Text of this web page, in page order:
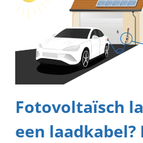
Fotovoltaïsch
een laadkabel?